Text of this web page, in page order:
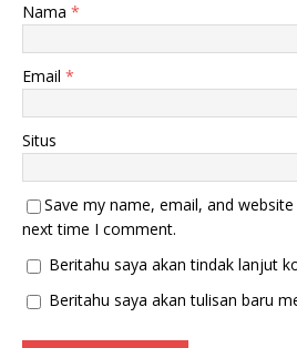
Nama *
Email *
Situs
Save my name, email, and
next time I comment.
Beritahu saya akan tindak lanjut
Beritahu saya akan tulisan baru